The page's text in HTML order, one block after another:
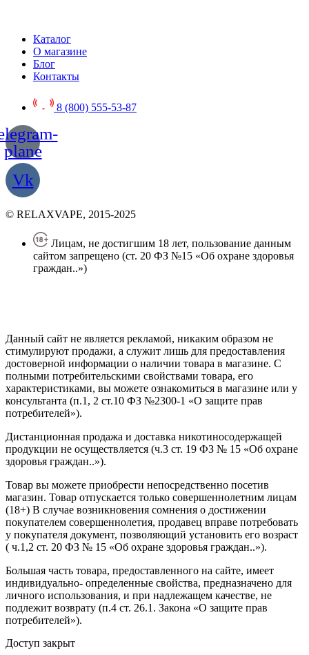
Каталог
О магазине
Блог
Контакты
8 (800) 555-53-87
plane
Vk
© RELAXVAPE, 2015-2025
Лицам, не достигшим 18 лет, пользование данным
сайтом запрещено (ст. 20 ФЗ №15 «Об охране здоровья
граждан..»)
Данный сайт не является рекламой, никаким образом не
стимулируют продажи, а служит лишь для предоставления
достоверной информации о наличии товара в магазине. С
полными потребительскими свойствами товара, его
характеристиками, вы можете ознакомиться в магазине или у
консультанта (п.1, 2 ст.10 ФЗ №2300-1 «О защите прав
потребителей»).
Дистанционная продажа и доставка никотиносодержащей
продукции не осуществляется (ч.3 ст. 19 ФЗ № 15 «Об охране
здоровья граждан..»).
Товар вы можете приобрести непосредственно посетив
магазин. Товар отпускается только совершеннолетним лицам
(18+) В случае возникновения сомнения о достижении
покупателем совершеннолетия, продавец вправе потребовать
у покупателя документ, позволяющий установить его возраст
( ч.1,2 ст. 20 ФЗ № 15 «Об охране здоровья граждан..»).
Большая часть товара, предоставленного на сайте, имеет
индивидуально- определенные свойства, предназначено для
личного использования, и при надлежащем качестве, не
подлежит возврату (п.4 ст. 26.1. Закона «О защите прав
потребителей»).
Доступ закрыт